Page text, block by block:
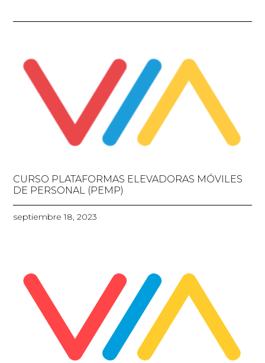
CURSO PLATAFORMAS ELEVADORAS MÓVILES
DE PERSONAL (PEMP)
septiembre 18, 2023